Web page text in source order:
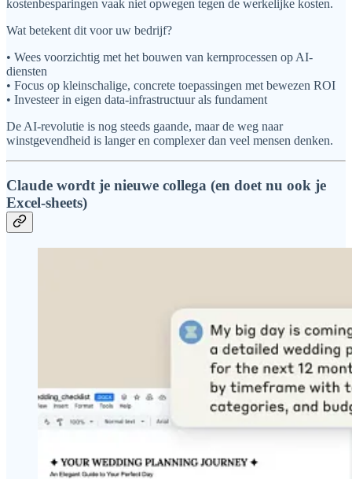
kostenbesparingen vaak niet opwegen tegen de werkelijke kosten.
Wat betekent dit voor uw bedrijf?
• Wees voorzichtig met het bouwen van kernprocessen op AI-
diensten
• Focus op kleinschalige, concrete toepassingen met bewezen ROI
• Investeer in eigen data-infrastructuur als fundament
De AI-revolutie is nog steeds gaande, maar de weg naar
winstgevendheid is langer en complexer dan veel mensen denken.
Claude wordt je nieuwe collega (en doet nu ook je
Excel-sheets)